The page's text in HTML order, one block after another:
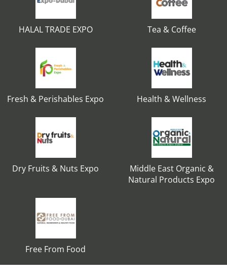
HALAL TRADE EXPO Tea & Coffee
Fresh & Perishables Expo Health & Wellness
Dry Fruits & Nuts Expo
Middle East Organic &
Natural Products Expo
Free From Food